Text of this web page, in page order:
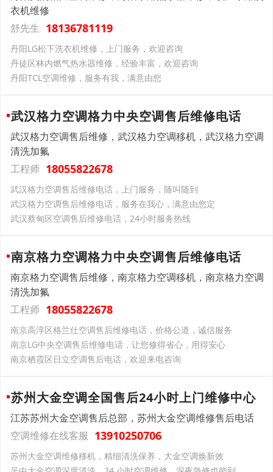
衣机维修
舒先生 18136781119
丹阳LG松下洗衣机维修，上门服务，欢迎咨询
丹徒区林内燃气热水器维修，经验丰富，欢迎咨询
丹阳TCL空调维修，服务有我，满意由您
武汉格力空调格力中央空调售后维修电话
武汉格力空调售后维修，武汉格力空调移机，武汉格力空调
清洗加氟
工程师 18055822678
武汉格力空调售后维修电话，上门服务，随叫随到
武汉格力空调售后维修电话，服务在我心，满意由您定
武汉蔡甸区空调售后维修电话，24小时服务热线
南京格力空调格力中央空调售后维修电话
南京格力空调售后维修，南京格力空调移机，南京格力空调
清洗加氟
工程师 18055822678
南京高淳区格兰仕空调售后维修电话，价格公道，诚信服务
南京LG中央空调售后维修电话，让您修得省心，用得安心
南京栖霞区日立空调售后电话，欢迎来电咨询
苏州大金空调全国售后24小时上门维修中心
江苏苏州大金空调售后总部，苏州大金空调维修售后电话
空调维修在线客服 13910250706
苏州大金空调维修移机，精细清洗保养，大金空调焕新效